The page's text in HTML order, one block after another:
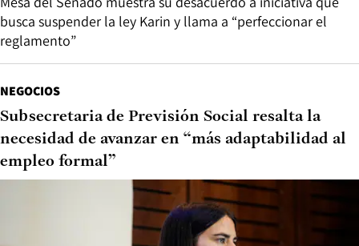
busca suspender la ley Karin y llama a “perfeccionar el
reglamento”
NEGOCIOS
Subsecretaria de Previsión Social resalta la
necesidad de avanzar en “más adaptabilidad al
empleo formal”